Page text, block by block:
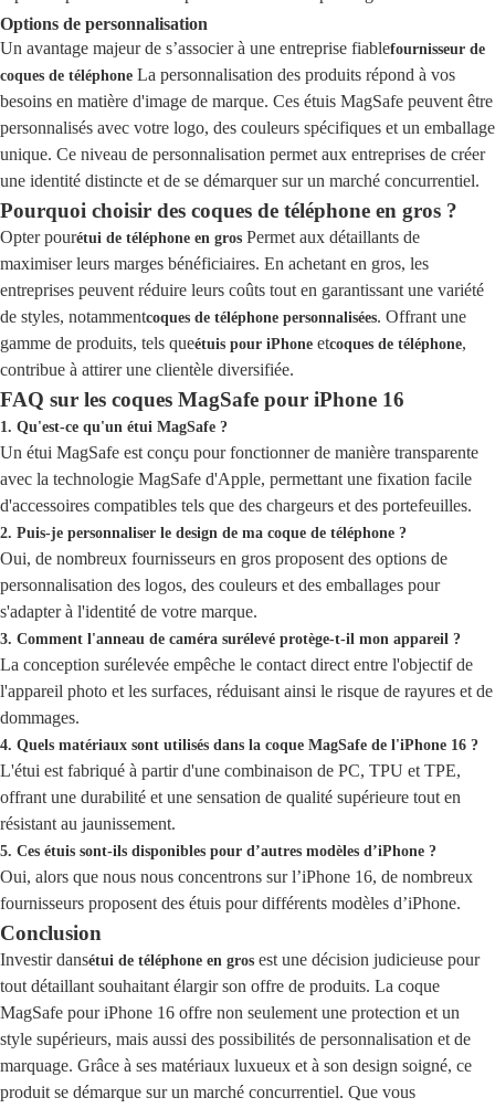
Options de personnalisation
Un avantage majeur de s’associer à une entreprise fiablefournisseur de
coques de téléphone La personnalisation des produits répond à vos
besoins en matière d'image de marque. Ces étuis MagSafe peuvent être
personnalisés avec votre logo, des couleurs spécifiques et un emballage
unique. Ce niveau de personnalisation permet aux entreprises de créer
une identité distincte et de se démarquer sur un marché concurrentiel.
Pourquoi choisir des coques de téléphone en gros ?
Opter pourétui de téléphone en gros Permet aux détaillants de
maximiser leurs marges bénéficiaires. En achetant en gros, les
entreprises peuvent réduire leurs coûts tout en garantissant une variété
de styles, notammentcoques de téléphone personnalisées. Offrant une
gamme de produits, tels queétuis pour iPhone etcoques de téléphone,
contribue à attirer une clientèle diversifiée.
FAQ sur les coques MagSafe pour iPhone 16
1. Qu'est-ce qu'un étui MagSafe ?
Un étui MagSafe est conçu pour fonctionner de manière transparente
avec la technologie MagSafe d'Apple, permettant une fixation facile
d'accessoires compatibles tels que des chargeurs et des portefeuilles.
2. Puis-je personnaliser le design de ma coque de téléphone ?
Oui, de nombreux fournisseurs en gros proposent des options de
personnalisation des logos, des couleurs et des emballages pour
s'adapter à l'identité de votre marque.
3. Comment l'anneau de caméra surélevé protège-t-il mon appareil ?
La conception surélevée empêche le contact direct entre l'objectif de
l'appareil photo et les surfaces, réduisant ainsi le risque de rayures et de
dommages.
4. Quels matériaux sont utilisés dans la coque MagSafe de l'iPhone 16 ?
L'étui est fabriqué à partir d'une combinaison de PC, TPU et TPE,
offrant une durabilité et une sensation de qualité supérieure tout en
résistant au jaunissement.
5. Ces étuis sont-ils disponibles pour d’autres modèles d’iPhone ?
Oui, alors que nous nous concentrons sur l’iPhone 16, de nombreux
fournisseurs proposent des étuis pour différents modèles d’iPhone.
Conclusion
Investir dansétui de téléphone en gros est une décision judicieuse pour
tout détaillant souhaitant élargir son offre de produits. La coque
MagSafe pour iPhone 16 offre non seulement une protection et un
style supérieurs, mais aussi des possibilités de personnalisation et de
marquage. Grâce à ses matériaux luxueux et à son design soigné, ce
produit se démarque sur un marché concurrentiel. Que vous